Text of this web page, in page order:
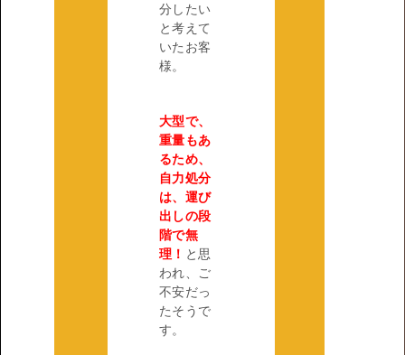
分したい
と考えて
いたお客
様。
大型で、
重量もあ
るため、
自力処分
は、運び
出しの段
階で無
理！ と思
われ、ご
不安だっ
たそうで
す。